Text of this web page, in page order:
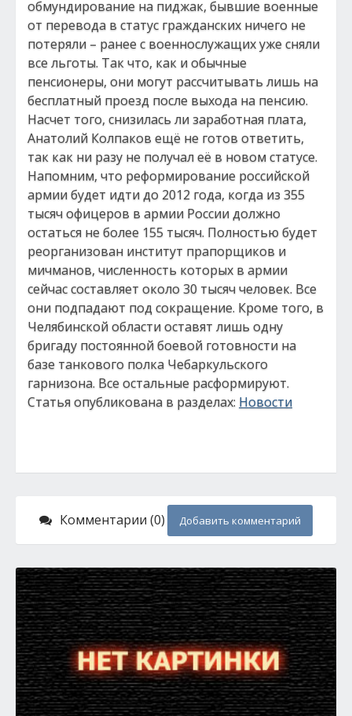
обмундирование на пиджак, бывшие военные
от перевода в статус гражданских ничего не
потеряли – ранее с военнослужащих уже сняли
все льготы. Так что, как и обычные
пенсионеры, они могут рассчитывать лишь на
бесплатный проезд после выхода на пенсию.
Насчет того, снизилась ли заработная плата,
Анатолий Колпаков ещё не готов ответить,
так как ни разу не получал её в новом статусе.
Напомним, что реформирование российской
армии будет идти до 2012 года, когда из 355
тысяч офицеров в армии России должно
остаться не более 155 тысяч. Полностью будет
реорганизован институт прапорщиков и
мичманов, численность которых в армии
сейчас составляет около 30 тысяч человек. Все
они подпадают под сокращение. Кроме того, в
Челябинской области оставят лишь одну
бригаду постоянной боевой готовности на
базе танкового полка Чебаркульского
гарнизона. Все остальные расформируют.
Статья опубликована в разделах: Новости
Комментарии (0) Добавить комментарий